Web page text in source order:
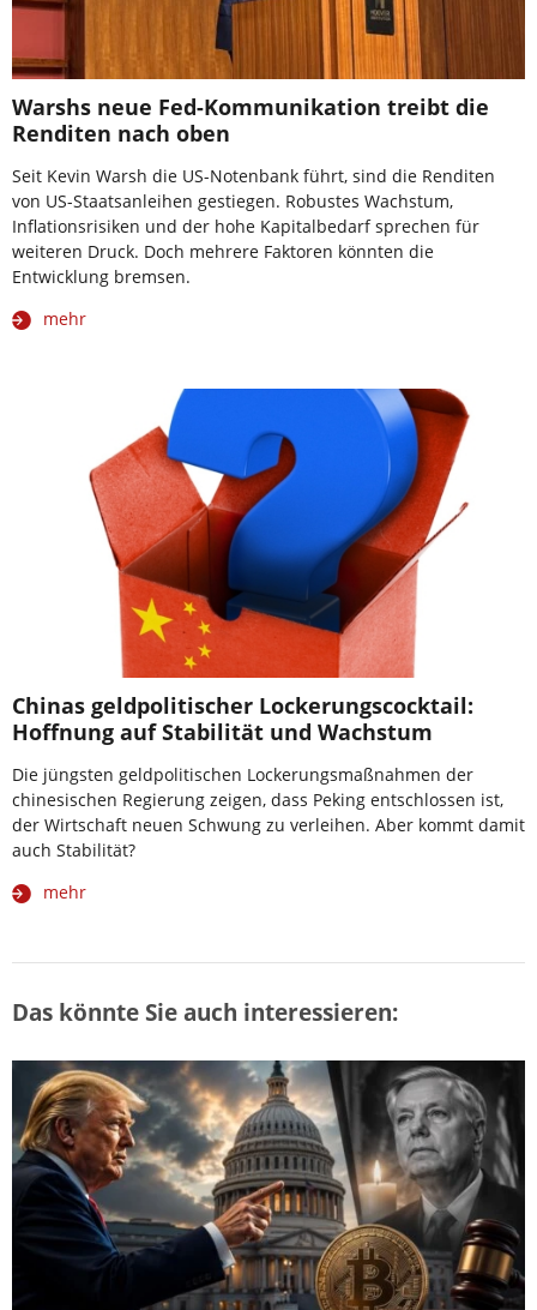
Warshs neue Fed-Kommunikation treibt die
Renditen nach oben
Seit Kevin Warsh die US-Notenbank führt, sind die Renditen
von US-Staatsanleihen gestiegen. Robustes Wachstum,
Inflationsrisiken und der hohe Kapitalbedarf sprechen für
weiteren Druck. Doch mehrere Faktoren könnten die
Entwicklung bremsen.
mehr
Chinas geldpolitischer Lockerungscocktail:
Hoffnung auf Stabilität und Wachstum
Die jüngsten geldpolitischen Lockerungsmaßnahmen der
chinesischen Regierung zeigen, dass Peking entschlossen ist,
der Wirtschaft neuen Schwung zu verleihen. Aber kommt damit
auch Stabilität?
mehr
Das könnte Sie auch interessieren: